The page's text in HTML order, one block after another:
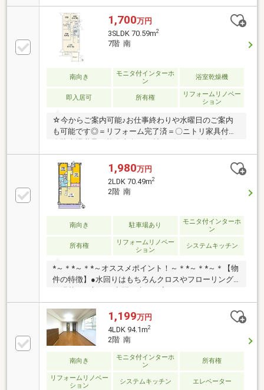
社スタッフがご相談を承ります。些細なことでもお気
軽にお問い合わせ下さい。例えば…住所どこ？近隣に
学校はある？駅やスーパーは近く？他のお家も比較し
たい！ 住宅ローンはどこの銀行が良いの？予算の計
画は？ リフォームはいくらかかるの？お家以外の費
用はいくら？などお客様のご相談を解決させて頂きま
す！お気軽にご相談承っております♪
1,700万円
3SLDK 70.59m2
7階 南
南向き
モニタ付インターホ
ン
浴室乾燥機
即入居可 所有権
リフォームリノベー
ション
☆今からご案内可能♪お仕事終わりや水曜日のご案内
も可能です◎＝リフォーム完了済＝〇ニトリ家具付！
〇駐車場継承可能〇南向き16帖リビング♪〇洗面所に
タオルや洗剤を収納できる物入有り〇サービスルーム
は荷物を収納したり、自由にお使いいただけます。〇
成約プレゼント実施中☆詳しくはプレゼント情報参照
下さい♪-周辺環境-武豊線「大府」駅 徒歩5分の好立
地♪・大府小学校 徒歩15分・大府中学校 徒歩24
分・コンビニ、スーパー、ドラッグストア徒歩10分圏
内の周辺施設充実♪☆お問合せは「0562-57-1745」ま
で☆ピンクの「見学予約する（無料）」をクリック！
1,980万円
2LDK 70.49m2
2階 南
南向き 駐車場あり
モニタ付インターホ
ン
所有権
リフォームリノベー
ション
システムキッチン
*～＊*～＊*～オススメポイント！～＊*～＊*～＊【物
件の特徴】●水回りはもちろんクロスやフローリング
も張替られ新しい空間へ生まれ変わっています。●19.5
帖LDKは南に面した大きな窓から明るい光が差し込み
ます。●水回りがまとまっているので家事動線が良く
便利です。●各居室、ホールに収納がありいつもスッ
キリ片付きます。【周辺環境】■JR東海道本線・武豊
線「大府」駅まで徒歩約4分なので通勤通学に便利で
す。■国道155号線にアクセスが良いのでお車の移動に
便利です。お気軽にお問い合わせください！！
1,199万円
4LDK 94.1m2
2階 南
南向き
モニタ付インターホ
ン
所有権
リフォームリノベー
ション
システムキッチン エレベーター